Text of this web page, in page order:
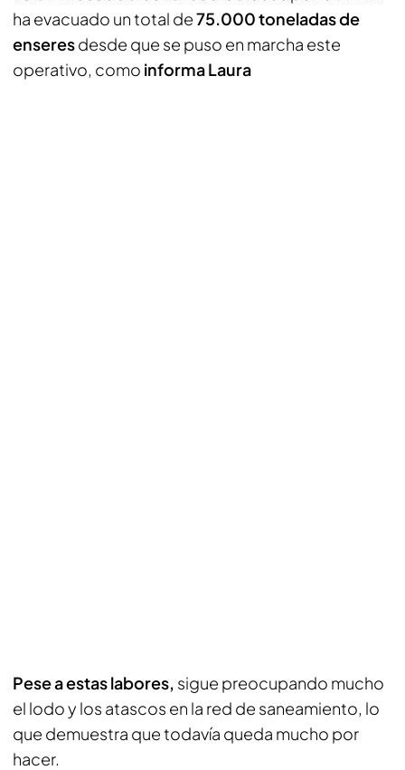
ha evacuado un total de75.000 toneladas de
enseresdesde que se puso en marcha este
operativo, como informa Laura
Pese a estas labores, sigue preocupando mucho
el lodo y los atascos en la red de saneamiento, lo
que demuestra que todavía queda mucho por
hacer.